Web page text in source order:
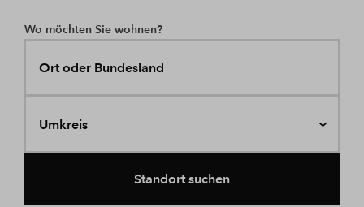
Wo möchten Sie wohnen?
Ort oder Bundesland
Umkreis
Standort suchen